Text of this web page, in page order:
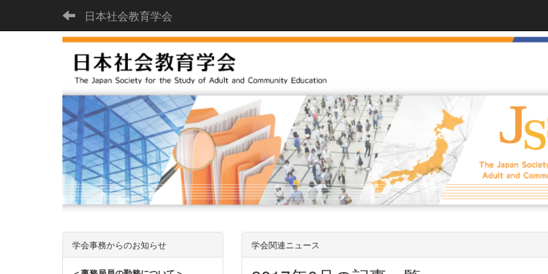
日本社会教育学会
学会関連ニュース
学会事務からのお知らせ